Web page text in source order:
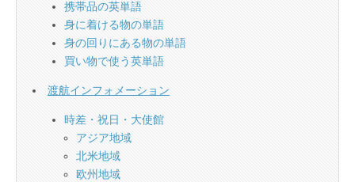
携帯品の英単語
身に着ける物の単語
身の回りにある物の単語
買い物で使う英単語
渡航インフォメーション
時差・祝日・大使館
アジア地域
北米地域
欧州地域